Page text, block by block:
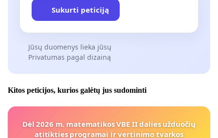
Sukurti peticiją
Jūsų duomenys lieka jūsų
Privatumas pagal dizainą
Kitos peticijos, kurios galėtų jus sudominti
Dėl 2026 m. matematikos VBE II dalies užduočių
atitikties programai ir vertinimo tvarkos